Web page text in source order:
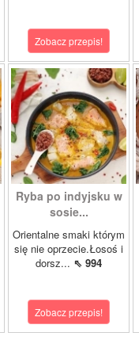
Zobacz przepis!
Ryba po indyjsku w
sosie...
Orientalne smaki którym
się nie oprzecie.Łosoś i
dorsz... ⇖ 994
Zobacz przepis!